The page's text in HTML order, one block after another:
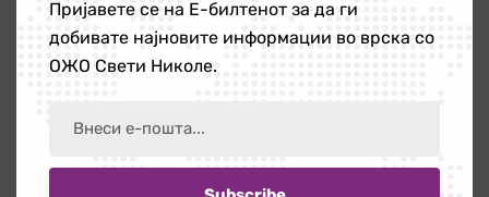
Вежби за релаксирање на
мускулите на градите
Пребарај
Пријавете се на Е-билтенот за да ги
добивате најновите информации во врска со
ОЖО Свети Николе.